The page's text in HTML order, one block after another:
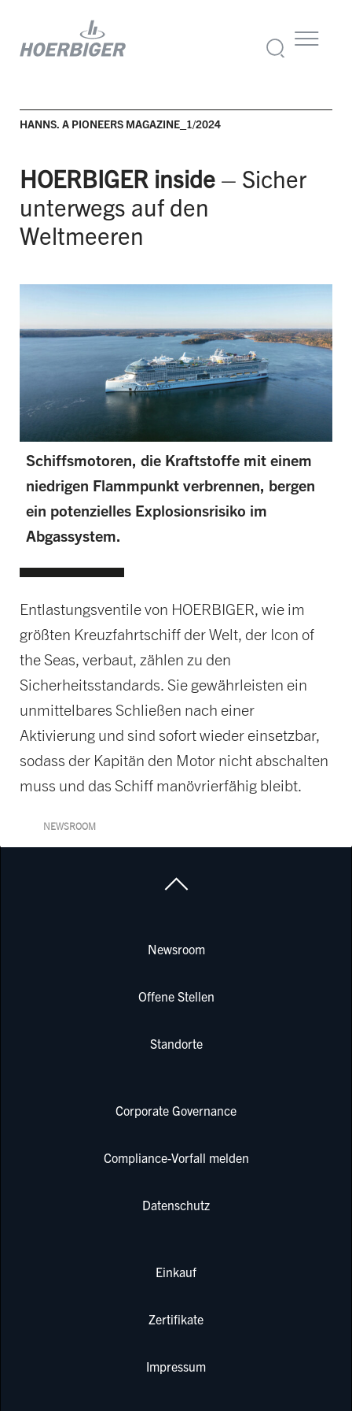
HANNS. A PIONEERS MAGAZINE_1/2024
HOERBIGER inside– Sicher
unterwegs auf den
Weltmeeren
Schiffsmotoren, die Kraftstoffe mit einem
niedrigen Flammpunkt verbrennen, bergen
ein potenzielles Explosionsrisiko im
Abgassystem.
Entlastungsventile von HOERBIGER, wie im
größten Kreuzfahrtschiff der Welt, der Icon of
the Seas, verbaut, zählen zu den
Sicherheitsstandards. Sie gewährleisten ein
unmittelbares Schließen nach einer
Aktivierung und sind sofort wieder einsetzbar,
sodass der Kapitän den Motor nicht abschalten
muss und das Schiff manövrierfähig bleibt.
NEWSROOM
Newsroom
Offene Stellen
Standorte
Corporate Governance
Compliance-Vorfall melden
Datenschutz
Einkauf
Zertifikate
Impressum